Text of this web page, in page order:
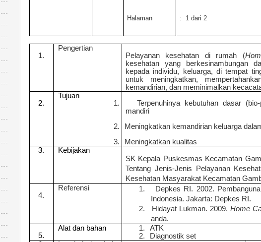
Halaman : 1dari 2
1.
Pengertian
Pelayanan kesehatan di rumah (
kesehatan yang berkesinambungan
kepada individu, keluarga, di tempat
untuk meningkatkan,
kemandirian, dan meminimalkan
2.
Tujuan
1.
Terpenuhinya kebutuhan dasar
mandiri
2.
Meningkatkan kemandirian keluarga
3.
Meningkatkan kualitas
3.
Kebijakan
SK Kepala Puskesmas Kecamatan
Tentang Jenis-Jenis Pelayanan
Kesehatan Masyarakat Kecamatan
4.
Referensi 1.
Depkes RI. 2002.
Indonesia. Jakarta: Depkes RI.
2.
Hidayat Lukman. 2009.Home
anda.
5.
Alat dan bahan 1.
ATK
2.
Diagnostik set